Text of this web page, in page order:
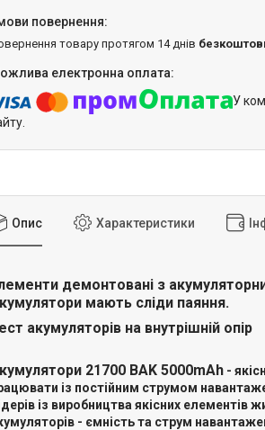
товару протягом 14 днів
У
Опис Характеристики
демонтовані з
мають сліди паяння.
акумуляторів на внутрішній опір
21700 BAK 5000mAh -
із постійним струмом
із виробництва якісних
- ємність та струм